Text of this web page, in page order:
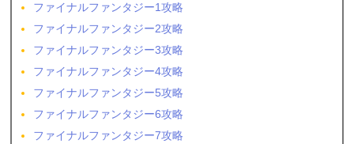
ファイナルファンタジー1攻略
ファイナルファンタジー2攻略
ファイナルファンタジー3攻略
ファイナルファンタジー4攻略
ファイナルファンタジー5攻略
ファイナルファンタジー6攻略
ファイナルファンタジー7攻略